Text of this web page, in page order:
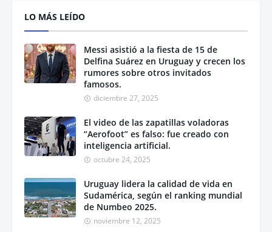
LO MÁS LEÍDO
Messi asistió a la fiesta de 15 de
Delfina Suárez en Uruguay y crecen los
rumores sobre otros invitados
famosos.
diciembre 27, 2025
El video de las zapatillas voladoras
“Aerofoot” es falso: fue creado con
inteligencia artificial.
octubre 24, 2025
Uruguay lidera la calidad de vida en
Sudamérica, según el ranking mundial
de Numbeo 2025.
noviembre 12, 2025